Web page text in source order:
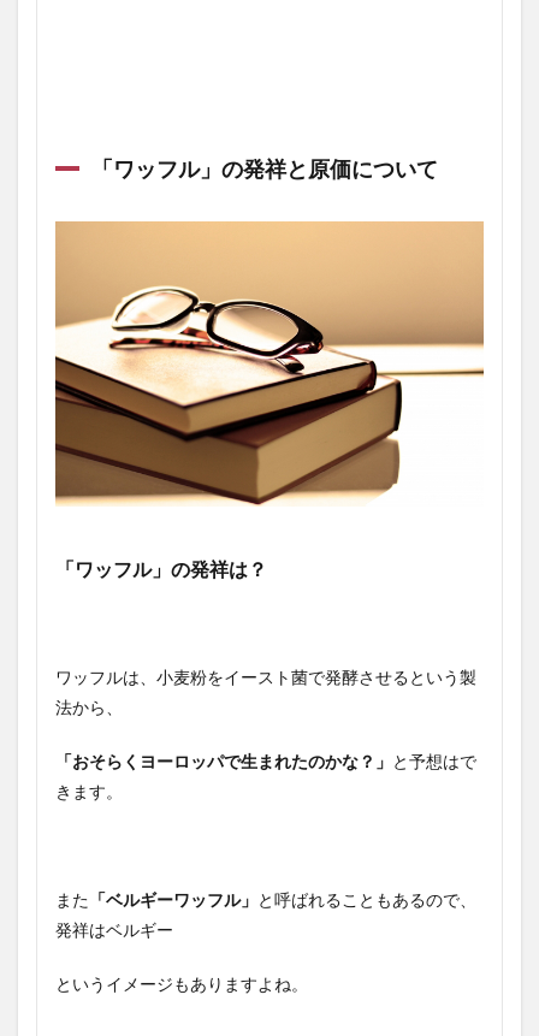
「ワッフル」の発祥と原価について
「ワッフル」の発祥は？
ワッフルは、小麦粉をイースト菌で発酵させるという製
法から、
「おそらくヨーロッパで生まれたのかな？」 と予想はで
きます。
また 「ベルギーワッフル」 と呼ばれることもあるので、
発祥はベルギー
というイメージもありますよね。